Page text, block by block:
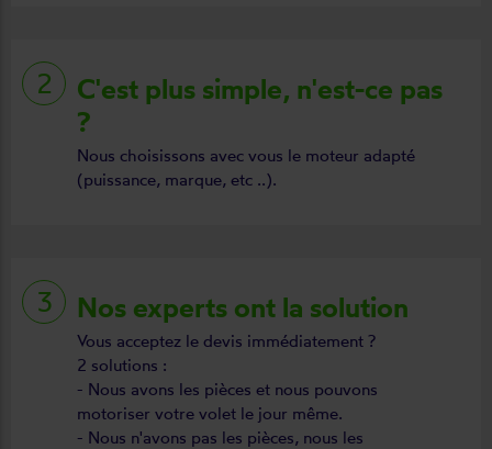
C'est plus simple, n'est-ce pas
?
Nous choisissons avec vous le moteur adapté
(puissance, marque, etc ..).
Nos experts ont la solution
Vous acceptez le devis immédiatement ?
2 solutions :
- Nous avons les pièces et nous pouvons
motoriser votre volet le jour même.
- Nous n'avons pas les pièces, nous les